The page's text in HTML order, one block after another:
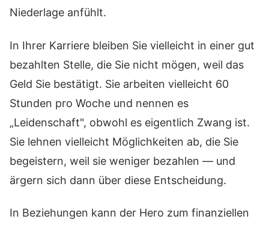
Niederlage anfühlt.
In Ihrer Karriere bleiben Sie vielleicht in einer gut
bezahlten Stelle, die Sie nicht mögen, weil das
Geld Sie bestätigt. Sie arbeiten vielleicht 60
Stunden pro Woche und nennen es
„Leidenschaft", obwohl es eigentlich Zwang ist.
Sie lehnen vielleicht Möglichkeiten ab, die Sie
begeistern, weil sie weniger bezahlen — und
ärgern sich dann über diese Entscheidung.
In Beziehungen kann der Hero zum finanziellen